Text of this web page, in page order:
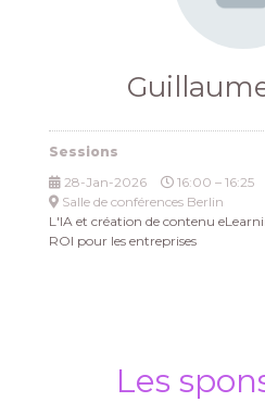
Sessions
28-Jan-2026
16:00 – 16:25
Salle de conférences Berlin
L'IA et création de contenu
ROI pour les entreprises
Les